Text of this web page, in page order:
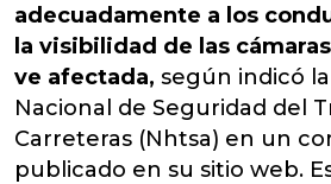
adecuadamente a los
la visibilidad de las
ve afectada, según indicó
Nacional de Seguridad del
Carreteras (Nhtsa) en un
publicado en su sitio web.